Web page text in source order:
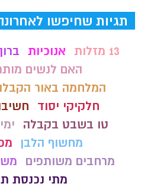
תגיות שחיפשו
13 מזלות אנוכיות
האם לנשים
המלחמה באור
חלקיקי יסוד
טו בשבט בקבלה
מחשוף הלבן
מרחבים משותפים
מתי נכנסת